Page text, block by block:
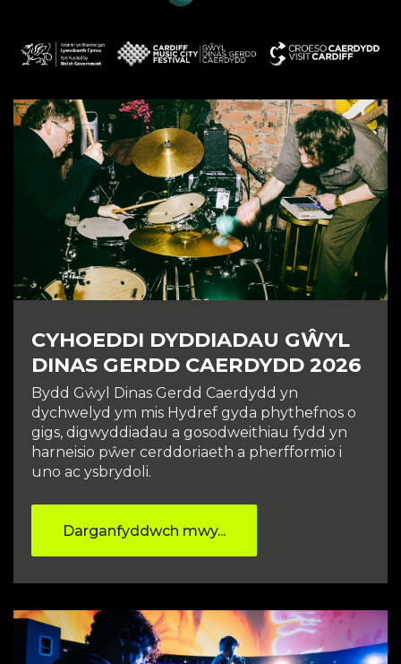
CYHOEDDI DYDDIADAU GŴYL
DINAS GERDD CAERDYDD 2026
Bydd Gŵyl Dinas Gerdd Caerdydd yn
dychwelyd ym mis Hydref gyda phythefnos o
gigs, digwyddiadau a gosodweithiau fydd yn
harneisio pŵer cerddoriaeth a pherfformio i
uno ac ysbrydoli.
Darganfyddwch mwy...